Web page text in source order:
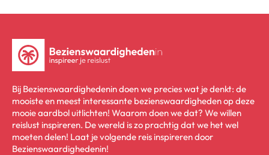
Bij Bezienswaardighedenin doen we precies wat je denkt: de
mooiste en meest interessante bezienswaardigheden op deze
mooie aardbol uitlichten! Waarom doen we dat? We willen
reislust inspireren. De wereld is zo prachtig dat we het wel
moeten delen! Laat je volgende reis inspireren door
Bezienswaardighedenin!